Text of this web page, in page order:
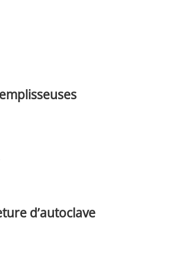
d’autoclave